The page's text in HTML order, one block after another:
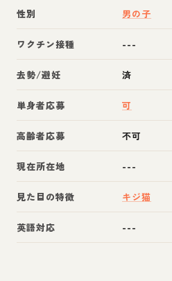
性別 男の子
ワクチン接種 ---
去勢/避妊 済
単身者応募 可
高齢者応募 不可
現在所在地 ---
見た目の特徴 キジ猫
英語対応 ---